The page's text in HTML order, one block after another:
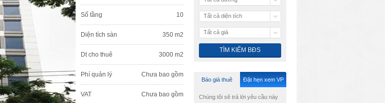
Số tầng 10
Diện tích sàn 350 m2
Dt cho thuê 3000 m2
Phí quản lý Chưa bao gồm
VAT Chưa bao gồm
Tất cả diện tích
Tất cả giá
Báo giá thuê Đặt hẹn xem VP
Chúng tôi sẽ trả lời yêu cầu này